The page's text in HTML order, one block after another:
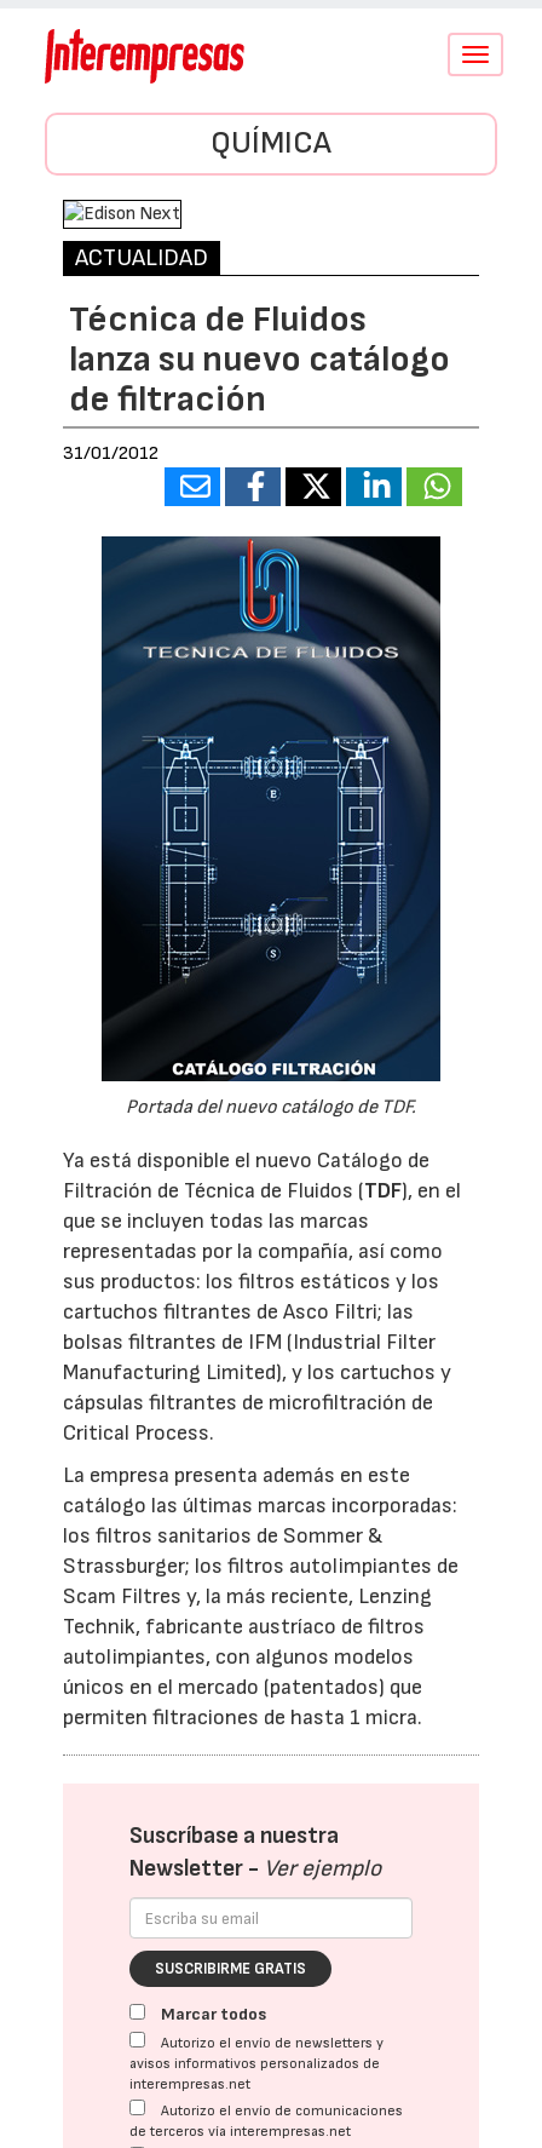
Conmutar
QUÍMICA
ACTUALIDAD
Técnica de Fluidos
lanza su nuevo catálogo
de filtración
31/01/2012
Portada del nuevo catálogo de TDF.
Ya está disponible el nuevo Catálogo de
Filtración de Técnica de Fluidos (TDF), en el
que se incluyen todas las marcas
representadas por la compañía, así como
sus productos: los filtros estáticos y los
cartuchos filtrantes de Asco Filtri; las
bolsas filtrantes de IFM (Industrial Filter
Manufacturing Limited), y los cartuchos y
cápsulas filtrantes de microfiltración de
Critical Process.
La empresa presenta además en este
catálogo las últimas marcas incorporadas:
los filtros sanitarios de Sommer &
Strassburger; los filtros autolimpiantes de
Scam Filtres y, la más reciente, Lenzing
Technik, fabricante austríaco de filtros
autolimpiantes, con algunos modelos
únicos en el mercado (patentados) que
permiten filtraciones de hasta 1 micra.
Suscríbase a nuestra
Newsletter - Ver ejemplo
SUSCRIBIRME GRATIS
Marcar todos
Autorizo el envío de newsletters y
avisos informativos personalizados de
interempresas.net
Autorizo el envío de comunicaciones
de terceros vía interempresas.net